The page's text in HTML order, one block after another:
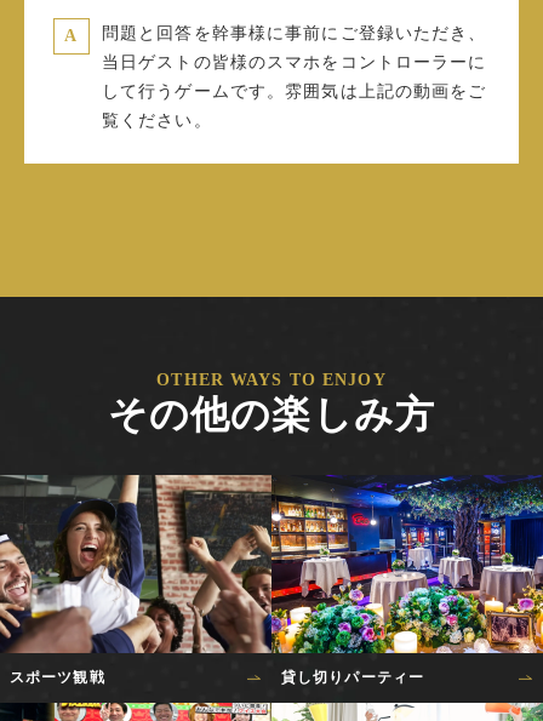
問題と回答を幹事様に事前にご登録いただき、
当日ゲストの皆様のスマホをコントローラーに
して行うゲームです。雰囲気は上記の動画をご
覧ください。
OTHER WAYS TO ENJOY
その他の楽しみ方
スポーツ観戦 貸し切りパーティー